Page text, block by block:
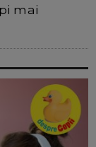
mai